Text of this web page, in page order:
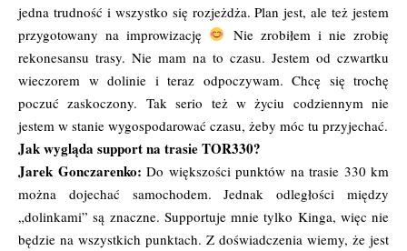
jedna trudność i wszystko się rozjeżdża. Plan jest, ale też jestem
przygotowany na improwizację
Nie zrobiłem i nie zrobię
rekonesansu trasy. Nie mam na to czasu. Jestem od czwartku
wieczorem w dolinie i teraz odpoczywam. Chcę się trochę
poczuć zaskoczony. Tak serio też w życiu codziennym nie
jestem w stanie wygospodarować czasu, żeby móc tu przyjechać.
Jak wygląda support na trasie TOR330?
Jarek Gonczarenko: Do większości punktów na trasie 330 km
można dojechać samochodem. Jednak odległości między
„dolinkami” są znaczne. Supportuje mnie tylko Kinga, więc nie
będzie na wszystkich punktach. Z doświadczenia wiemy, że jest